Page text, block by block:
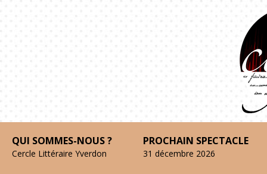
QUI SOMMES-NOUS ?
Cercle Littéraire Yverdon
PROCHAIN SPECTACLE
31 décembre 2026